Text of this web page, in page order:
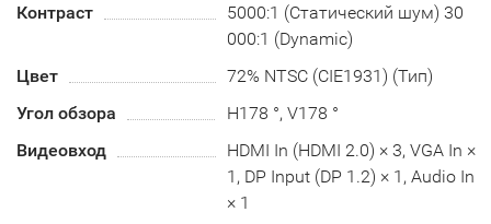
Контраст
5000:1 (Статический шум) 30
000:1 (Dynamic)
Цвет
72% NTSC (CIE1931) (Тип)
Угол обзора
H178 °, V178 °
Видеовход
HDMI In (HDMI 2.0) × 3, VGA In ×
1, DP Input (DP 1.2) × 1, Audio In
× 1